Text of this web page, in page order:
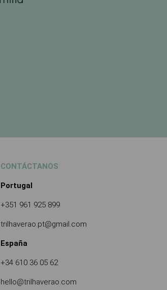
CONTÁCTANOS
Portugal
+351 961 925 899
trilhaverao.pt@gmail.com
España
+34 610 36 05 62
hello@trilhaverao.com